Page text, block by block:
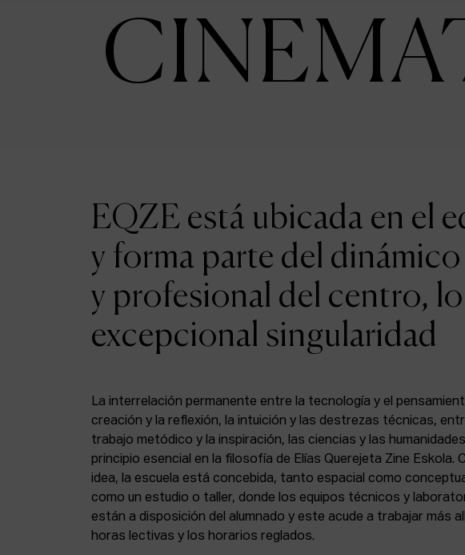
EQZE está ubicada en el
y forma parte del
y profesional del centro,
excepcional singularidad
La interrelación permanente entre la tecnología y el
creación y la reflexión, la intuición y las destrezas técnicas,
trabajo metódico y la inspiración, las ciencias y las
principio esencial en la filosofía de Elías Querejeta Zine Eskola.
idea, la escuela está concebida, tanto espacial como
como un estudio o taller, donde los equipos técnicos y
están a disposición del alumnado y este acude a trabajar más
horas lectivas y los horarios reglados.